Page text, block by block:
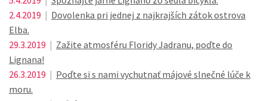
2.4.2019 | Dovolenka pri jednej z najkrajších zátok ostrova
Elba.
29.3.2019 | Zažite atmosféru Floridy Jadranu, poďte do
Lignana!
26.3.2019 | Poďte si s nami vychutnať májové slnečné lúče k
moru.